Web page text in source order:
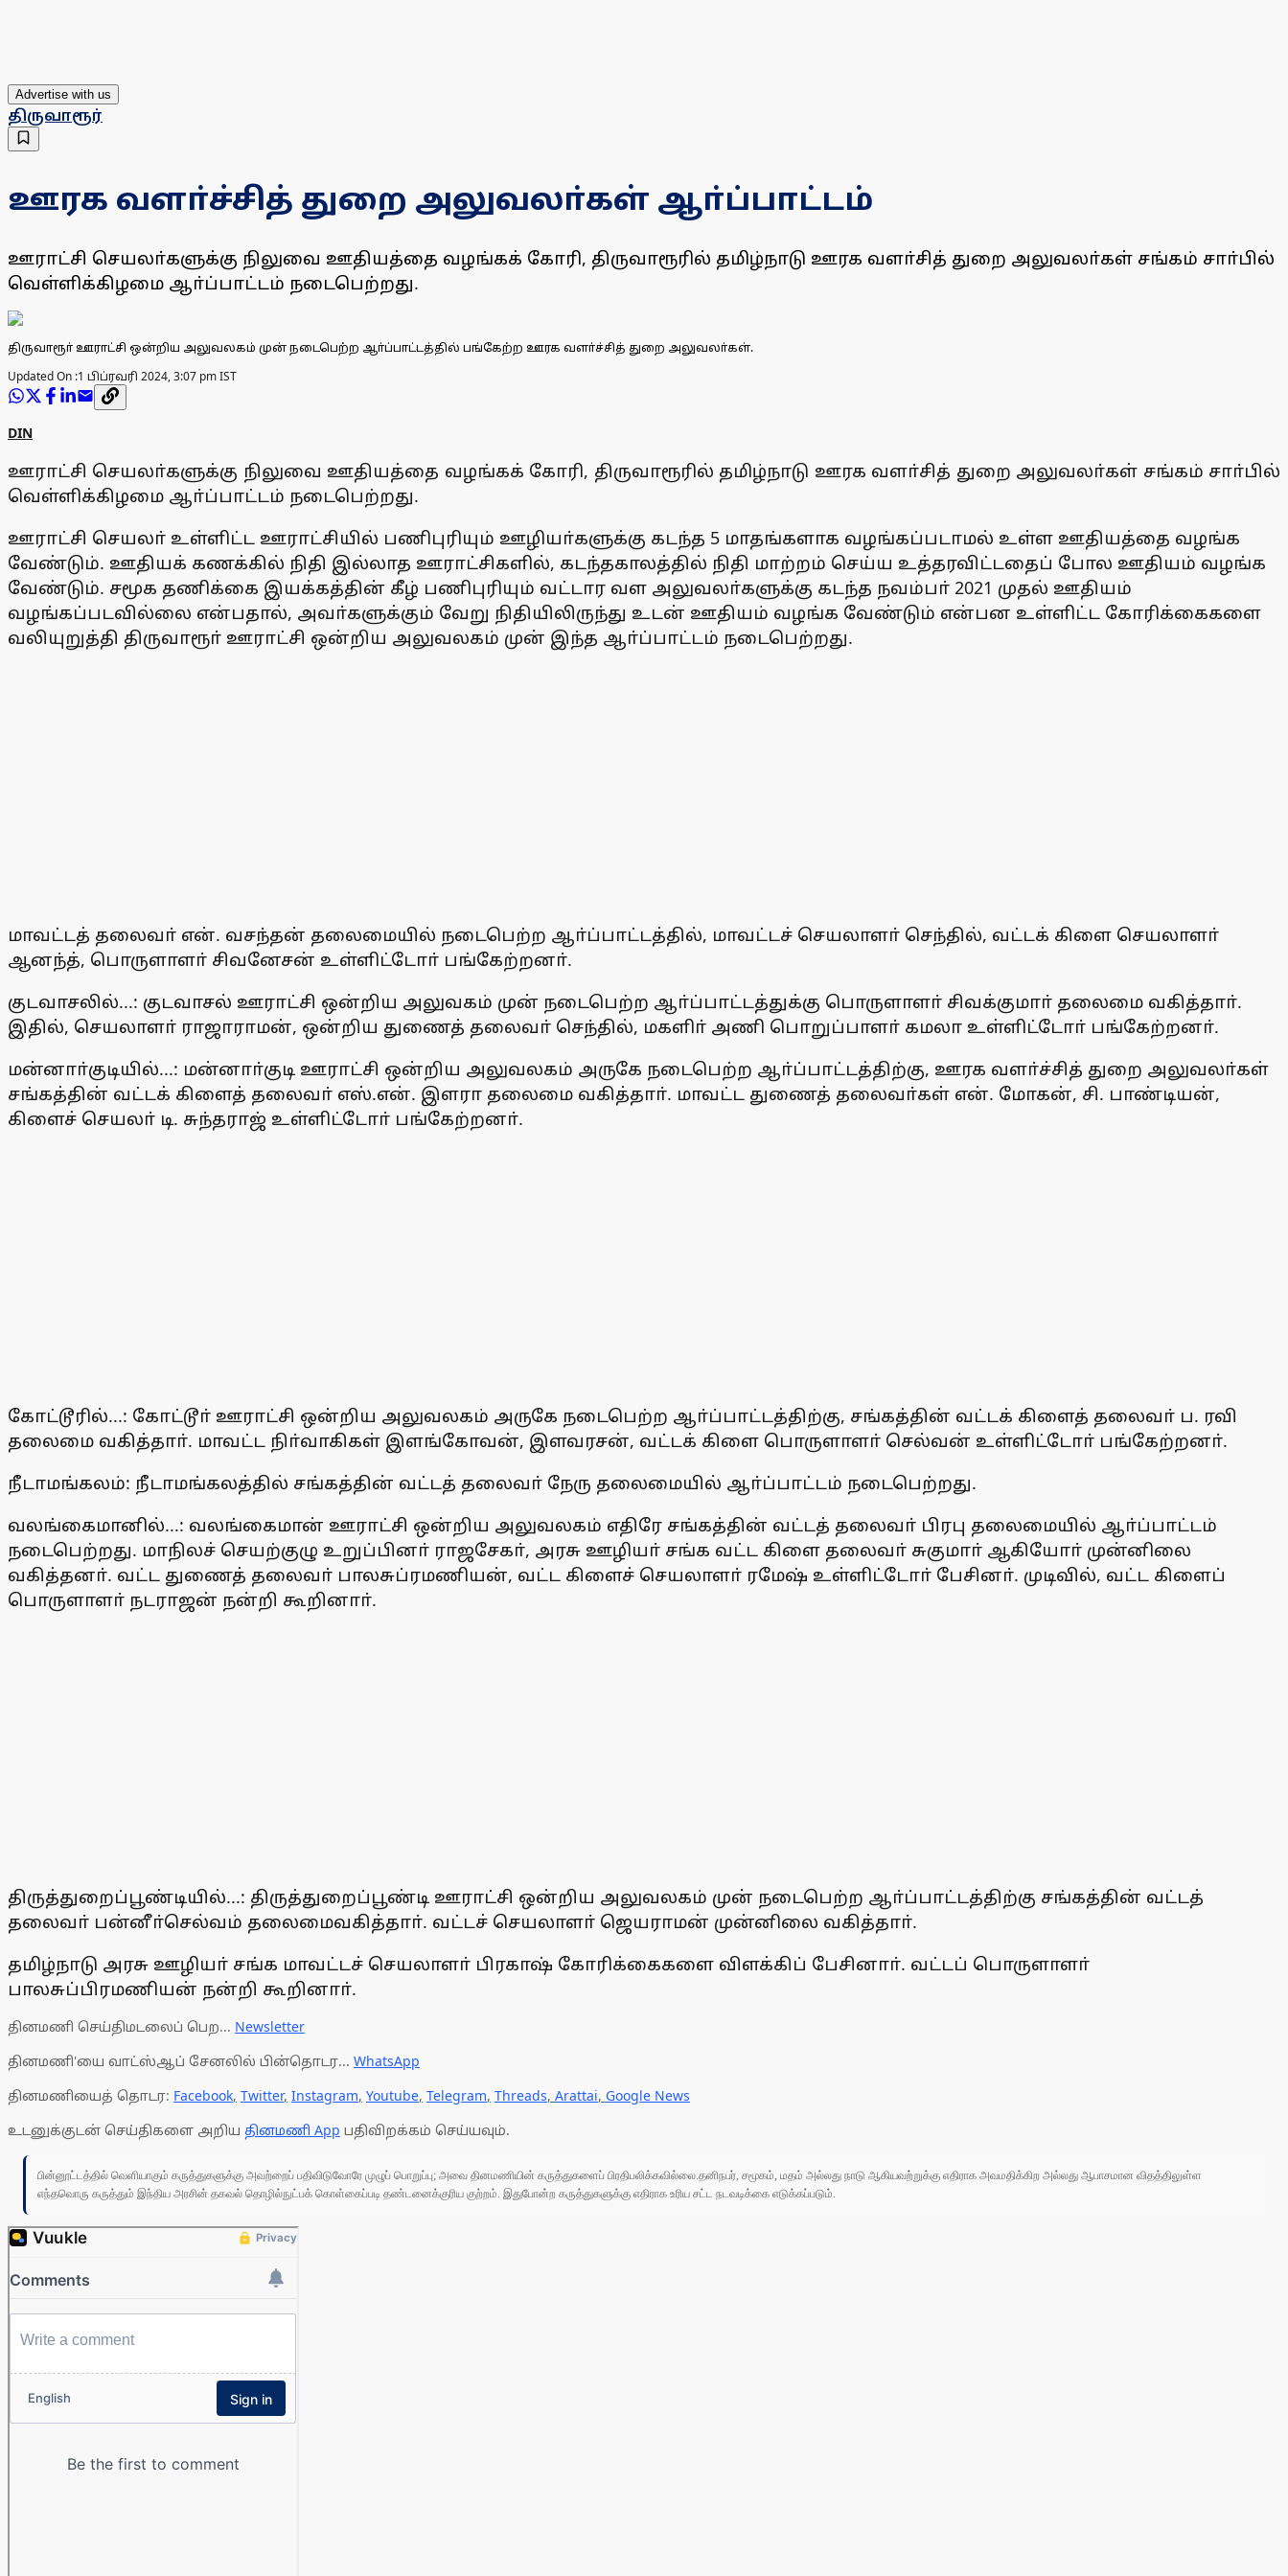
Advertise with us
திருவாரூர்
ஊரக வளா்ச்சித் துறை அலுவலா்கள் ஆா்ப்பாட்டம்
ஊராட்சி செயலா்களுக்கு நிலுவை ஊதியத்தை வழங்கக் கோரி, திருவாரூரில் தமிழ்நாடு ஊரக வளா்சித் துறை அலுவலா்கள் சங்கம் சாா்பில்
வெள்ளிக்கிழமை ஆா்ப்பாட்டம் நடைபெற்றது.
திருவாரூா் ஊராட்சி ஒன்றிய அலுவலகம் முன் நடைபெற்ற ஆா்ப்பாட்டத்தில் பங்கேற்ற ஊரக வளா்ச்சித் துறை அலுவலா்கள்.
Updated On :1 பிப்ரவரி 2024, 3:07 pm IST
DIN
ஊராட்சி செயலா்களுக்கு நிலுவை ஊதியத்தை வழங்கக் கோரி, திருவாரூரில் தமிழ்நாடு ஊரக வளா்சித் துறை அலுவலா்கள் சங்கம் சாா்பில்
வெள்ளிக்கிழமை ஆா்ப்பாட்டம் நடைபெற்றது.
ஊராட்சி செயலா் உள்ளிட்ட ஊராட்சியில் பணிபுரியும் ஊழியா்களுக்கு கடந்த 5 மாதங்களாக வழங்கப்படாமல் உள்ள ஊதியத்தை வழங்க
வேண்டும். ஊதியக் கணக்கில் நிதி இல்லாத ஊராட்சிகளில், கடந்தகாலத்தில் நிதி மாற்றம் செய்ய உத்தரவிட்டதைப் போல ஊதியம் வழங்க
வேண்டும். சமூக தணிக்கை இயக்கத்தின் கீழ் பணிபுரியும் வட்டார வள அலுவலா்களுக்கு கடந்த நவம்பா் 2021 முதல் ஊதியம்
வழங்கப்படவில்லை என்பதால், அவா்களுக்கும் வேறு நிதியிலிருந்து உடன் ஊதியம் வழங்க வேண்டும் என்பன உள்ளிட்ட கோரிக்கைகளை
வலியுறுத்தி திருவாரூா் ஊராட்சி ஒன்றிய அலுவலகம் முன் இந்த ஆா்ப்பாட்டம் நடைபெற்றது.
மாவட்டத் தலைவா் என். வசந்தன் தலைமையில் நடைபெற்ற ஆா்ப்பாட்டத்தில், மாவட்டச் செயலாளா் செந்தில், வட்டக் கிளை செயலாளா்
ஆனந்த், பொருளாளா் சிவனேசன் உள்ளிட்டோா் பங்கேற்றனா்.
குடவாசலில்...: குடவாசல் ஊராட்சி ஒன்றிய அலுவகம் முன் நடைபெற்ற ஆா்ப்பாட்டத்துக்கு பொருளாளா் சிவக்குமாா் தலைமை வகித்தாா்.
இதில், செயலாளா் ராஜாராமன், ஒன்றிய துணைத் தலைவா் செந்தில், மகளிா் அணி பொறுப்பாளா் கமலா உள்ளிட்டோா் பங்கேற்றனா்.
மன்னாா்குடியில்...: மன்னாா்குடி ஊராட்சி ஒன்றிய அலுவலகம் அருகே நடைபெற்ற ஆா்ப்பாட்டத்திற்கு, ஊரக வளா்ச்சித் துறை அலுவலா்கள்
சங்கத்தின் வட்டக் கிளைத் தலைவா் எஸ்.என். இளரா தலைமை வகித்தாா். மாவட்ட துணைத் தலைவா்கள் என். மோகன், சி. பாண்டியன்,
கிளைச் செயலா் டி. சுந்தராஜ் உள்ளிட்டோா் பங்கேற்றனா்.
கோட்டூரில்...: கோட்டூா் ஊராட்சி ஒன்றிய அலுவலகம் அருகே நடைபெற்ற ஆா்ப்பாட்டத்திற்கு, சங்கத்தின் வட்டக் கிளைத் தலைவா் ப. ரவி
தலைமை வகித்தாா். மாவட்ட நிா்வாகிகள் இளங்கோவன், இளவரசன், வட்டக் கிளை பொருளாளா் செல்வன் உள்ளிட்டோா் பங்கேற்றனா்.
நீடாமங்கலம்: நீடாமங்கலத்தில் சங்கத்தின் வட்டத் தலைவா் நேரு தலைமையில் ஆா்ப்பாட்டம் நடைபெற்றது.
வலங்கைமானில்...: வலங்கைமான் ஊராட்சி ஒன்றிய அலுவலகம் எதிரே சங்கத்தின் வட்டத் தலைவா் பிரபு தலைமையில் ஆா்ப்பாட்டம்
நடைபெற்றது. மாநிலச் செயற்குழு உறுப்பினா் ராஜசேகா், அரசு ஊழியா் சங்க வட்ட கிளை தலைவா் சுகுமாா் ஆகியோா் முன்னிலை
வகித்தனா். வட்ட துணைத் தலைவா் பாலசுப்ரமணியன், வட்ட கிளைச் செயலாளா் ரமேஷ் உள்ளிட்டோா் பேசினா். முடிவில், வட்ட கிளைப்
பொருளாளா் நடராஜன் நன்றி கூறினாா்.
திருத்துறைப்பூண்டியில்...: திருத்துறைப்பூண்டி ஊராட்சி ஒன்றிய அலுவலகம் முன் நடைபெற்ற ஆா்ப்பாட்டத்திற்கு சங்கத்தின் வட்டத்
தலைவா் பன்னீா்செல்வம் தலைமைவகித்தாா். வட்டச் செயலாளா் ஜெயராமன் முன்னிலை வகித்தாா்.
தமிழ்நாடு அரசு ஊழியா் சங்க மாவட்டச் செயலாளா் பிரகாஷ் கோரிக்கைகளை விளக்கிப் பேசினாா். வட்டப் பொருளாளா்
பாலசுப்பிரமணியன் நன்றி கூறினாா்.
தினமணி செய்திமடலைப் பெற... Newsletter
தினமணி'யை வாட்ஸ்ஆப் சேனலில் பின்தொடர... WhatsApp
தினமணியைத் தொடர: Facebook, Twitter, Instagram, Youtube, Telegram, Threads, Arattai, Google News
உடனுக்குடன் செய்திகளை அறிய தினமணி App பதிவிறக்கம் செய்யவும்.
பின்னூட்டத்தில் வெளியாகும் கருத்துகளுக்கு அவற்றைப் பதிவிடுவோரே முழுப் பொறுப்பு; அவை தினமணியின் கருத்துகளைப் பிரதிபலிக்கவில்லை.தனிநபர், சமூகம், மதம் அல்லது நாடு ஆகியவற்றுக்கு எதிராக அவமதிக்கிற அல்லது ஆபாசமான விதத்திலுள்ள
எந்தவொரு கருத்தும் இந்திய அரசின் தகவல் தொழில்நுட்பக் கொள்கைப்படி தண்டனைக்குரிய குற்றம். இதுபோன்ற கருத்துகளுக்கு எதிராக உரிய சட்ட நடவடிக்கை எடுக்கப்படும்.